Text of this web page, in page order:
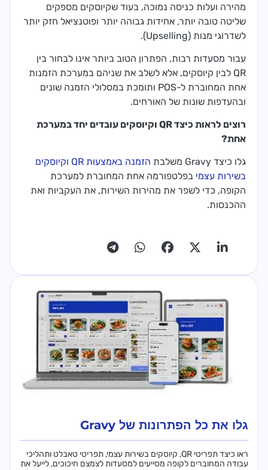
מהירה ועלות כניסה נמוכה, בעוד שקיוסקים מספקים
שליטה טובה יותר, אחידות גבוהה יותר ופוטנציאל חזק יותר
לשדרוגי מנות (Upselling).
עבור מסעדות רבות, הפתרון הטוב ביותר אינו לבחור בין
QR לבין קיוסקים, אלא לשלב את שניהם במערכת הזמנות
אחת המחוברת ל-POS ותומכת במסלולי הזמנה שונים
ובהעדפות שונות של האורחים.
רוצים לראות כיצד QR וקיוסקים עובדים יחד במערכת
אחת?
גלו כיצד Gravy משלבת
הזמנה באמצעות QR וקיוסקים
בשירות עצמי בפלטפורמה אחת המחוברת למערכת
הקופה, כדי לשפר את מהירות השירות, את העקביות ואת
ההכנסות.
גלו את כל הפתרונות של Gravy
ראו כיצד תפריטי QR, קיוסקים בשירות עצמי, תפריטי טאבלט ותהליכי
עבודה המחוברים לקופה מסייעים למסעדות לצמצם חיכוכים, לייעל את